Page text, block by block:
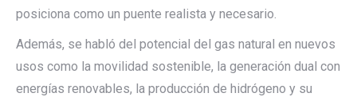
posiciona como un puente realista y necesario.
Además, se habló del potencial del gas natural en nuevos
usos como la movilidad sostenible, la generación dual con
energías renovables, la producción de hidrógeno y su